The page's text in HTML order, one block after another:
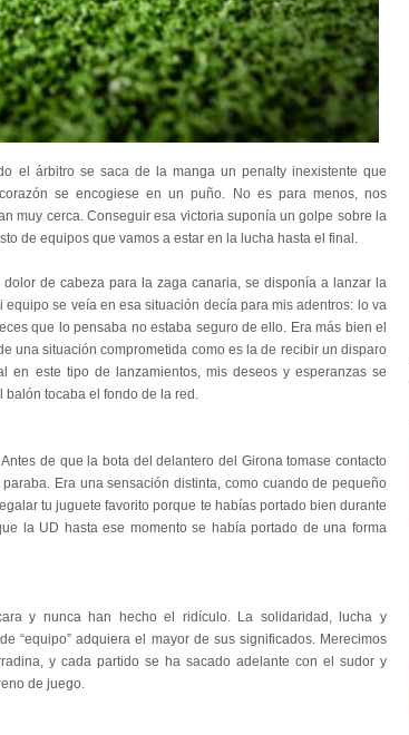
el árbitro se saca de la manga un penalty inexistente que
se encogiese en un puño. No es para menos, nos
muy cerca. Conseguir esa victoria suponía un golpe sobre la
de equipos que vamos a estar en la lucha hasta el final.
de cabeza para la zaga canaria, se disponía a lanzar la
se veía en esa situación decía para mis adentros: lo va
que lo pensaba no estaba seguro de ello. Era más bien el
una situación comprometida como es la de recibir un disparo
en este tipo de lanzamientos, mis deseos y esperanzas se
balón tocaba el fondo de la red.
de que la bota del delantero del Girona tomase contacto
Era una sensación distinta, como cuando de pequeño
tu juguete favorito porque te habías portado bien durante
la UD hasta ese momento se había portado de una forma
y nunca han hecho el ridículo. La solidaridad, lucha y
“equipo” adquiera el mayor de sus significados. Merecimos
y cada partido se ha sacado adelante con el sudor y
de juego.